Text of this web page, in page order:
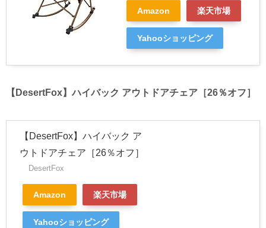
Amazon 楽天市場
Yahooショッピング
【DesertFox】ハイバック アウトドアチェア［26％オフ］
【DesertFox】ハイバック ア
ウトドアチェア［26％オフ］
DesertFox
Amazon 楽天市場
Yahooショッピング